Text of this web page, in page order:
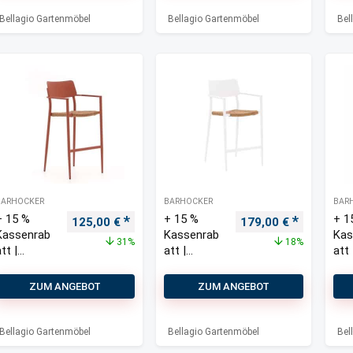
Bellagio Gartenmöbel
Stapelbar
Bellagio Gartenmöbel
15 %
|
Ursprünglicher Preis war: 180,00 €
125,00 € Aktueller Preis ist: 125,00 €.
31%
ZUM ANGEBOT
Bellagio Gartenmöbel
BARHOCKER
+ 15 %
Kassenrab
att |
Barhocker
stapelbar
Ursprünglicher
179,00 € Aktueller
18%
ZUM ANGEBOT
Bellagio Gartenmöbel
+
att